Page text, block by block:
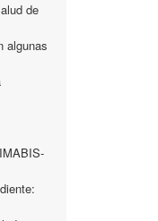
de
algunas